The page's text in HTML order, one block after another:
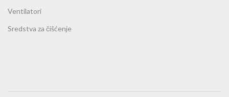
Ventilatori
Sredstva za čišćenje